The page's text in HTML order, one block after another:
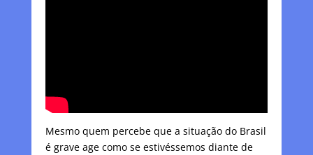
Mesmo quem percebe que a situação do Brasil
é grave age como se estivéssemos diante de